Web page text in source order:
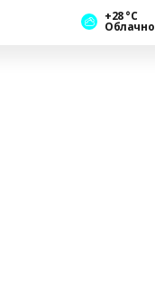
+28 °С
Облачно